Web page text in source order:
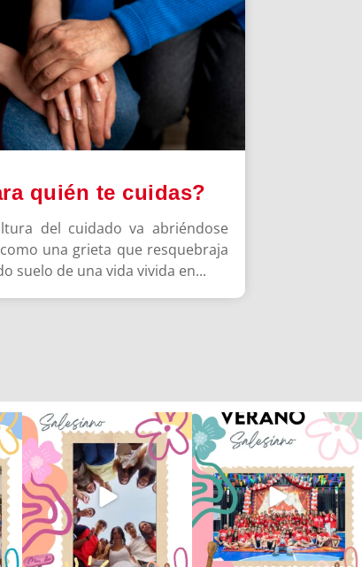
quién te cuidas?
del cuidado va abriéndose
una grieta que resquebraja
suelo de una vida vivida en...
Superestrella!! 🌟 La música
invade el Campamento ...
6 0
La Orotava ha disfrutado a lo
grande de su
66 1